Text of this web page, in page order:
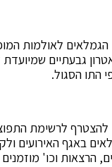
15.3 יחזרו הגמלאים
גבעתיים שמיועדת
התו הסגול.
להצטרף לרשימת
באגף האירועים
הרצאות וכו'